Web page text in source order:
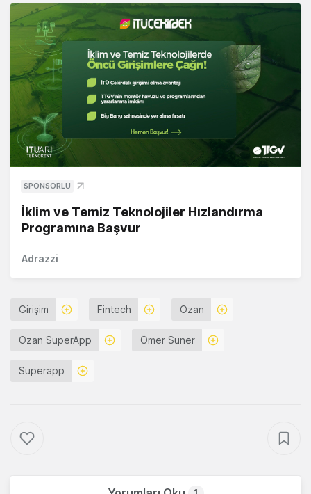
SPONSORLU
İklim ve Temiz Teknolojiler Hızlandırma
Programına Başvur
Adrazzi
Girişim Fintech Ozan
Ozan SuperApp Ömer Suner
Superapp